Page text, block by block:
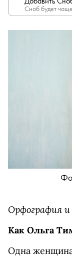
Сноб будет
Орфография
Как Ольга
Одна